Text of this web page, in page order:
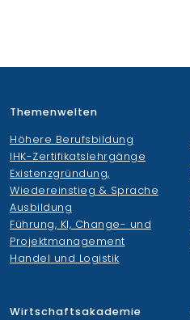
Themenwelten
Höhere Berufsbildung
IHK-Zertifikatslehrgänge
Existenzgründung,
Wiedereinstieg & Sprache
Ausbildung
Führung, KI, Change- und
Projektmanagement
Handel und Logistik
Wirtschaftsakademie